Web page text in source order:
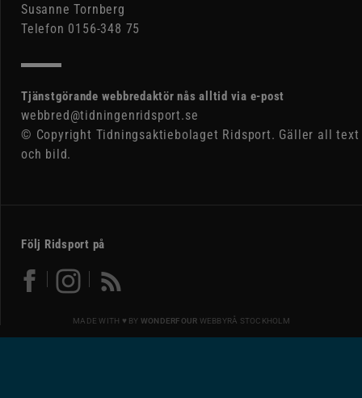
Susanne Tornberg
Telefon 0156-348 75
Tjänstgörande webbredaktör nås alltid via e-post
webbred@tidningenridsport.se
© Copyright Tidningsaktiebolaget Ridsport. Gäller all text
och bild.
Följ Ridsport på
MADE WITH ♥ BY WONDERFOUR WEBBYRÅ STOCKHOLM